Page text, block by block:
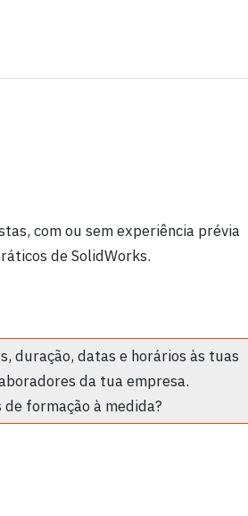
com ou sem experiência prévia
de SolidWorks.
duração, datas e horários às tuas
da tua empresa.
formação à medida?